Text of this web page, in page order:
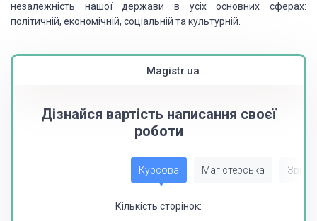
незалежність нашої держави в усіх основних сферах:
політичній, економічній, соціальній та культурній.
Magistr.ua
Дізнайся вартість написання своєї
роботи
Курсова Магістерська Звіт
Кількість сторінок: